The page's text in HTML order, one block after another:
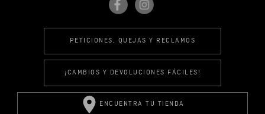
PETICIONES, QUEJAS Y RECLAMOS
¡CAMBIOS Y DEVOLUCIONES FÁCILES!
ENCUENTRA TU TIENDA